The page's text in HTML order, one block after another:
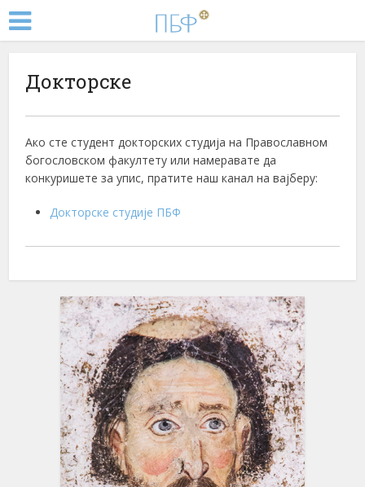
Докторске
Ако сте студент докторских студија на Православном
богословском факултету или намеравате да
конкуришете за упис, пратите наш канал на вајберу:
Докторске студије ПБФ